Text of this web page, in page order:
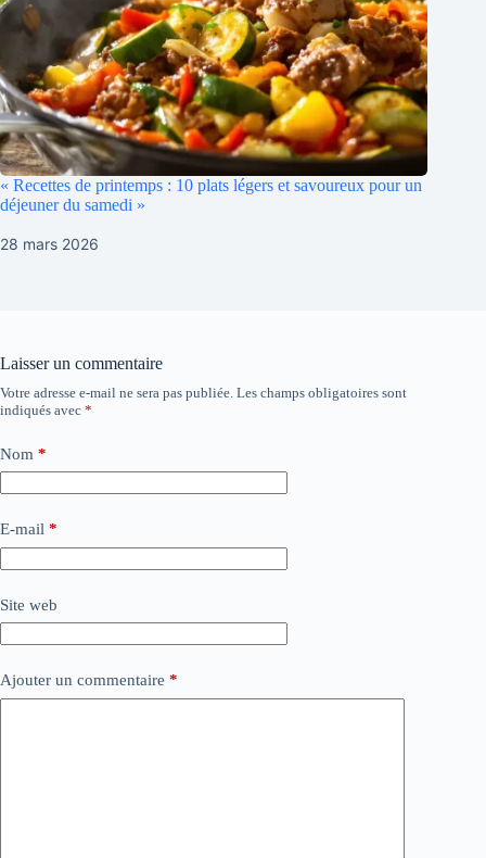
« Recettes de printemps : 10 plats légers et savoureux pour un
déjeuner du samedi »
28 mars 2026
Laisser un commentaire
Votre adresse e-mail ne sera pas publiée. Les champs obligatoires sont
indiqués avec *
Nom *
E-mail *
Site web
Ajouter un commentaire *